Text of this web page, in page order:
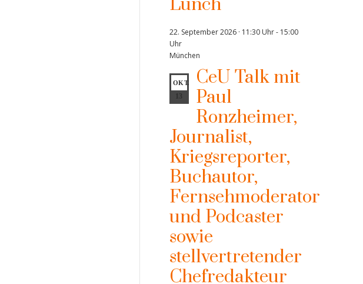
Lunch
22. September 2026 · 11:30 Uhr- 15:00
Uhr
München
OKT.
CeU Talk mit
Paul
Ronzheimer,
Journalist,
Kriegsreporter,
Buchautor,
Fernsehmoderator
und Podcaster
sowie
stellvertretender
Chefredakteur